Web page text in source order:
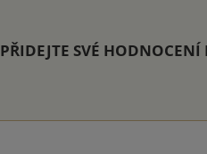
PŘIDEJTE SVÉ HODNOCENÍ